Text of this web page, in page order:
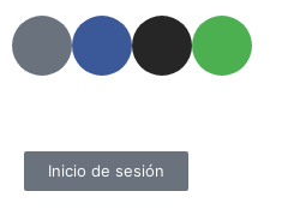
Inicio de sesión